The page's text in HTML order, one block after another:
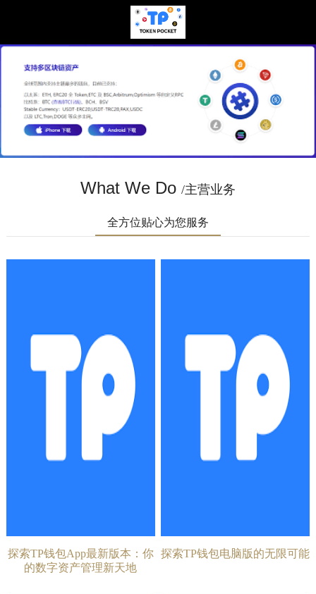
What We Do /主营业务
全方位贴心为您服务
探索TP钱包App最新版本：你
的数字资产管理新天地
探索TP钱包电脑版的无限可能